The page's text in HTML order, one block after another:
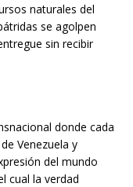
naturales del
se agolpen
sin recibir
donde cada
Venezuela y
del mundo
cual la verdad